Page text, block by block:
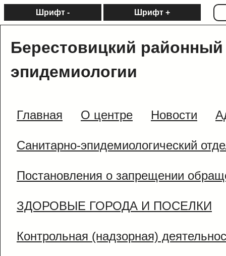
Шрифт - Шрифт +
Берестовицкий районный
эпидемиологии
Главная О центре Новости
Санитарно-эпидемиологический
Постановления о запрещении
ЗДОРОВЫЕ ГОРОДА И ПОСЕЛКИ
Контрольная (надзорная)